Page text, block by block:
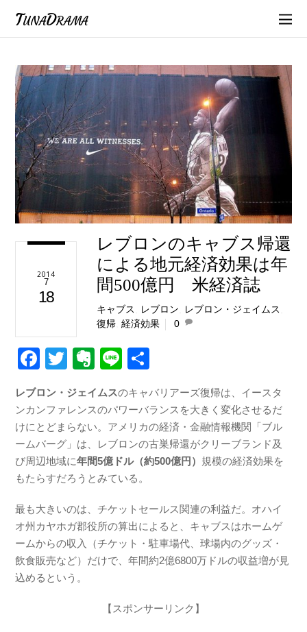
TunaDrama
2014
7
18
レブロンのキャブス帰還
による地元経済効果は年
間500億円 米経済誌
キャブス レブロン レブロン・ジェイムス
復帰 ,経済効果 0
F
c
e
b
o
o
k
T
tt
er
E
er
n
ot
e
Li
e
レブロン・ジェイムスのキャバリアーズ復帰は、イースタ
ンカンファレンスのパワーバランスを大きく変化させるだ
けにとどまらない。アメリカの経済・金融情報機関「ブル
ームバーグ」は、レブロンの古巣帰還がクリーブランド及
び周辺地域に年間5億ドル（約500億円） 規模の経済効果を
もたらすだろうとみている。
最も大きいのは、チケットセールス関連の利益だ。オハイ
オ州カヤホガ郡役所の算出によると、キャブスはホームゲ
ームからの収入（チケット・駐車場代、球場内のグッズ・
飲食販売など）だけで、年間約2億6800万ドルの収益増が見
込めるという。
【スポンサーリンク】